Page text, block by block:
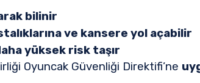
bilinir
ve kansere yol açabilir
yüksek risk taşır
Oyuncak Güvenliği Direktifi’ne